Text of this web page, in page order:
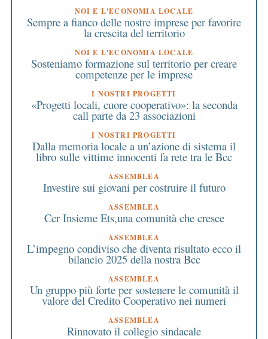
NOI E L'ECONOMIA LOCALE
Sempre a fianco delle nostre imprese per favorire
la crescita del territorio
NOI E L'ECONOMIA LOCALE
Sosteniamo formazione sul territorio per creare
competenze per le imprese
I NOSTRI PROGETTI
«Progetti locali, cuore cooperativo»: la seconda
call parte da 23 associazioni
I NOSTRI PROGETTI
Dalla memoria locale a un’azione di sistema il
libro sulle vittime innocenti fa rete tra le Bcc
ASSEMBLEA
Investire sui giovani per costruire il futuro
ASSEMBLEA
Ccr Insieme Ets,una comunità che cresce
ASSEMBLEA
L’impegno condiviso che diventa risultato ecco il
bilancio 2025 della nostra Bcc
ASSEMBLEA
Un gruppo più forte per sostenere le comunità il
valore del Credito Cooperativo nei numeri
ASSEMBLEA
Rinnovato il collegio sindacale